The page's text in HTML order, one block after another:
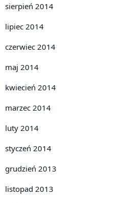
sierpień 2014
lipiec 2014
czerwiec 2014
maj 2014
kwiecień 2014
marzec 2014
luty 2014
styczeń 2014
grudzień 2013
listopad 2013